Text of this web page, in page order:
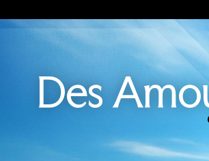
Des